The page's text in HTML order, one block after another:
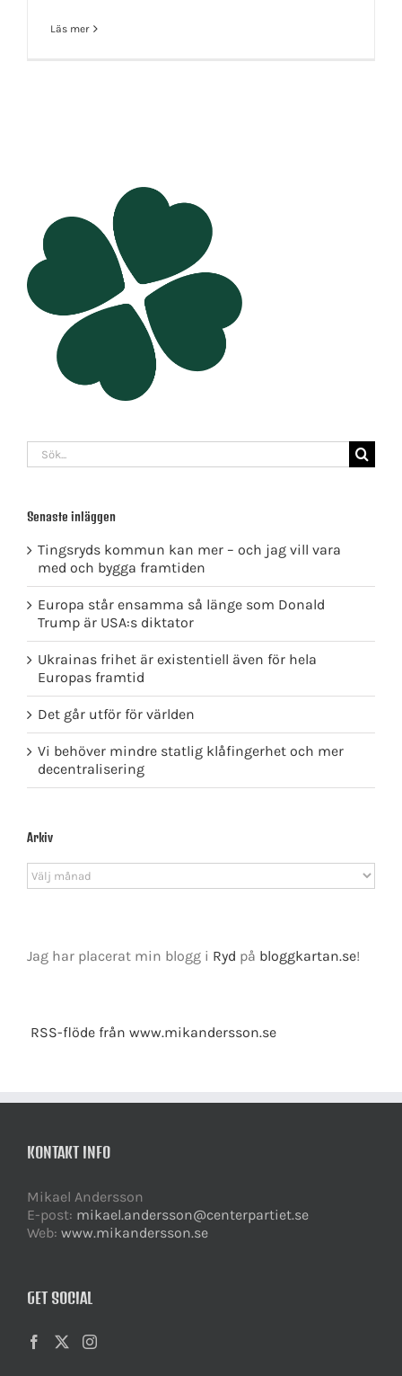
Läs mer
Sök
efter:
Senaste inläggen
Tingsryds kommun kan mer – och jag vill vara
med och bygga framtiden
Europa står ensamma så länge som Donald
Trump är USA:s diktator
Ukrainas frihet är existentiell även för hela
Europas framtid
Det går utför för världen
Vi behöver mindre statlig klåfingerhet och mer
decentralisering
Arkiv
Arkiv
Jag har placerat min blogg i Ryd på bloggkartan.se!
RSS-flöde från www.mikandersson.se
KONTAKT INFO
Mikael Andersson
E-post: mikael.andersson@centerpartiet.se
Web: www.mikandersson.se
GET SOCIAL